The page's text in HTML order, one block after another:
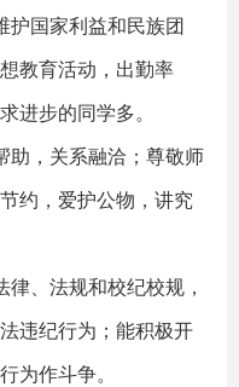
护国家利益和民族团
教育活动，出勤率
进步的同学多。
助，关系融洽；尊敬师
约，爱护公物，讲究
、法规和校纪校规，
违纪行为；能积极开
为作斗争。